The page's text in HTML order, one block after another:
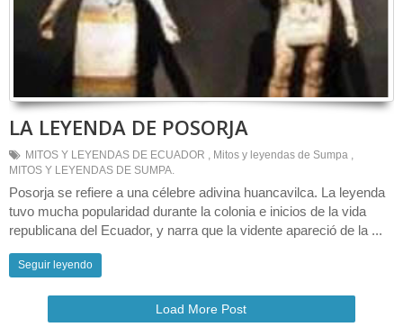
LA LEYENDA DE POSORJA
MITOS Y LEYENDAS DE ECUADOR , Mitos y leyendas de Sumpa ,
MITOS Y LEYENDAS DE SUMPA.
Posorja se refiere a una célebre adivina huancavilca. La leyenda
tuvo mucha popularidad durante la colonia e inicios de la vida
republicana del Ecuador, y narra que la vidente apareció de la ...
Seguir leyendo
Load More Post